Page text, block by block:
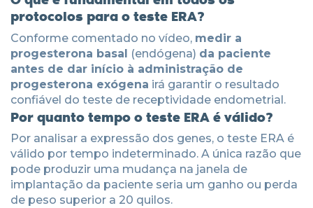
protocolos para o teste ERA?
Conforme comentado no vídeo, medir a
progesterona basal (endógena) da paciente
antes de dar início à administração de
progesterona exógena irá garantir o resultado
confiável do teste de receptividade endometrial.
Por quanto tempo o teste ERA é válido?
Por analisar a expressão dos genes, o teste ERA é
válido por tempo indeterminado. A única razão que
pode produzir uma mudança na janela de
implantação da paciente seria um ganho ou perda
de peso superior a 20 quilos.